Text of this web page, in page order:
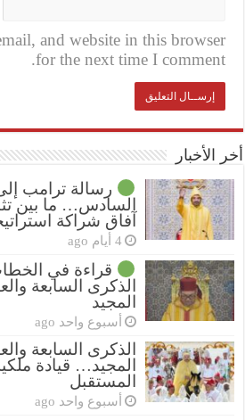
and website in this browser
for the next time I comment.
أخر الأخبار
رسالة ترامب
السادس… ما بين
آفاق شراكة
4 أيام ago
قراءة في
الذكرى السابعة
المجيد
أسبوع واحد ago
الذكرى السابعة
المجيد… قيادة
المستقبل
أسبوع واحد ago